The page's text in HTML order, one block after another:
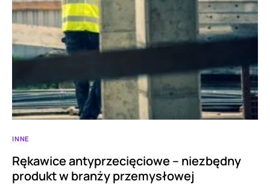
INNE
Rękawice antyprzecięciowe – niezbędny
produkt w branży przemysłowej